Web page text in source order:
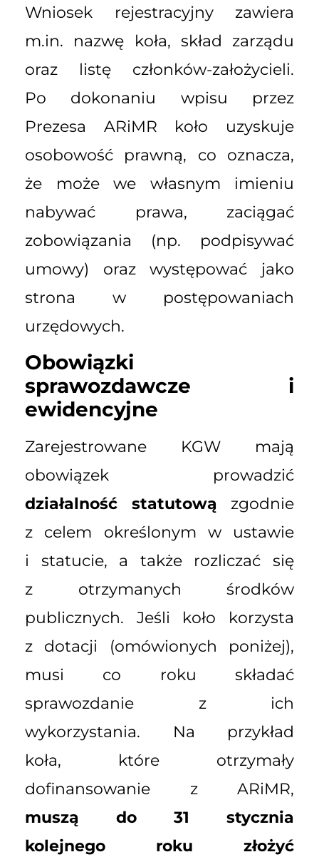
Wniosek rejestracyjny zawiera
m.in. nazwę koła, skład zarządu
oraz listę członków-założycieli.
Po dokonaniu wpisu przez
Prezesa ARiMR koło uzyskuje
osobowość prawną, co oznacza,
że może we własnym imieniu
nabywać prawa, zaciągać
zobowiązania (np. podpisywać
umowy) oraz występować jako
strona w postępowaniach
urzędowych.
Obowiązki
sprawozdawcze i
ewidencyjne
Zarejestrowane KGW mają
obowiązek prowadzić
działalność statutową zgodnie
z celem określonym w ustawie
i statucie, a także rozliczać się
z otrzymanych środków
publicznych. Jeśli koło korzysta
z dotacji (omówionych poniżej),
musi co roku składać
sprawozdanie z ich
wykorzystania. Na przykład
koła, które otrzymały
dofinansowanie z ARiMR,
muszą do 31 stycznia
kolejnego roku złożyć